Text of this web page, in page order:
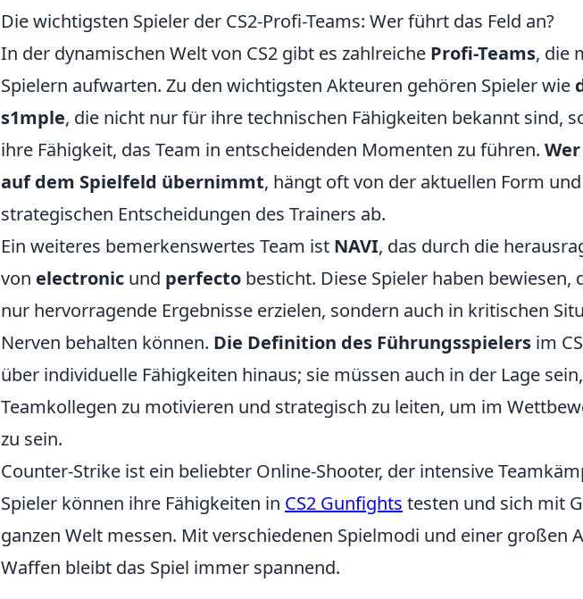
Die wichtigsten Spieler der CS2-Profi-Teams: Wer führt das Feld an?
In der dynamischen Welt von CS2 gibt es zahlreiche Profi-Teams, die
Spielern aufwarten. Zu den wichtigsten Akteuren gehören Spieler wie
s1mple, die nicht nur für ihre technischen Fähigkeiten bekannt sind,
ihre Fähigkeit, das Team in entscheidenden Momenten zu führen.
auf dem Spielfeld übernimmt, hängt oft von der aktuellen Form
strategischen Entscheidungen des Trainers ab.
Ein weiteres bemerkenswertes Team ist NAVI, das durch die
von electronic und perfecto besticht. Diese Spieler haben bewiesen,
nur hervorragende Ergebnisse erzielen, sondern auch in kritischen
Nerven behalten können. Die Definition des Führungsspielers im
über individuelle Fähigkeiten hinaus; sie müssen auch in der Lage
Teamkollegen zu motivieren und strategisch zu leiten, um im
zu sein.
Counter-Strike ist ein beliebter Online-Shooter, der intensive
Spieler können ihre Fähigkeiten in CS2 Gunfights testen und sich mit
ganzen Welt messen. Mit verschiedenen Spielmodi und einer großen
Waffen bleibt das Spiel immer spannend.